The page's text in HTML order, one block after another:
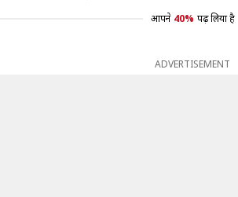
आपने 40% पढ़ लिया है
ADVERTISEMENT